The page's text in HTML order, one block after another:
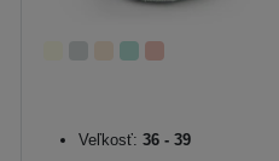
Veľkosť: 36 - 39